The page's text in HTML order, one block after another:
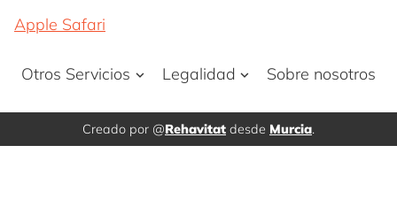
Apple Safari
Otros Servicios Legalidad Sobre nosotros
Creado por @Rehavitat desde Murcia.